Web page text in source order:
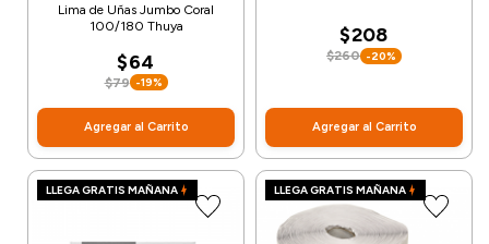
Lima de Uñas Jumbo Coral
100/180 Thuya
$64
$79 -19%
Agregar al Carrito
$208
$260 -20%
Agregar al Carrito
LLEGA GRATIS MAÑANA LLEGA GRATIS MAÑANA